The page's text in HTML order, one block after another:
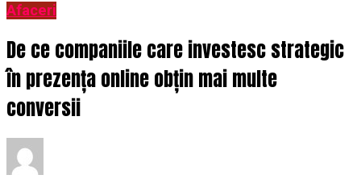
Afaceri
De ce companiile care investesc strategic
în prezența online obțin mai multe
conversii